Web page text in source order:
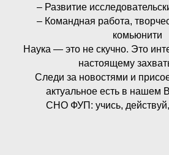
– Развитие
– Командная работа,
комьюнити
Наука — это не скучно. Это
настоящему
Следи за новостями и
актуальное есть в нашем
СНО ФУП: учись,